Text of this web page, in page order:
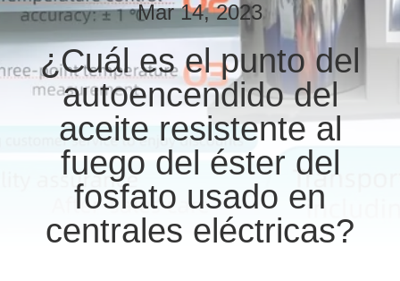
CONTROL
DE
CALIDAD
ÉNTRENOS
CONTACTO
CON
Mar 14, 2023
¿Cuál es el punto del
autoencendido del
aceite resistente al
fuego del éster del
fosfato usado en
centrales eléctricas?